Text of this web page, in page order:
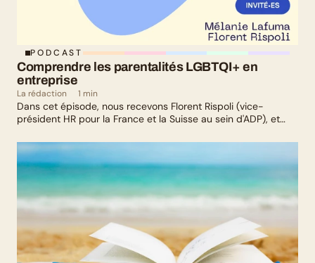
PODCAST
Comprendre les parentalités LGBTQI+ en
entreprise
La rédaction 1 min
Dans cet épisode, nous recevons Florent Rispoli (vice-
président HR pour la France et la Suisse au sein d'ADP), et
leurs parcours de parents LGBTQ+.